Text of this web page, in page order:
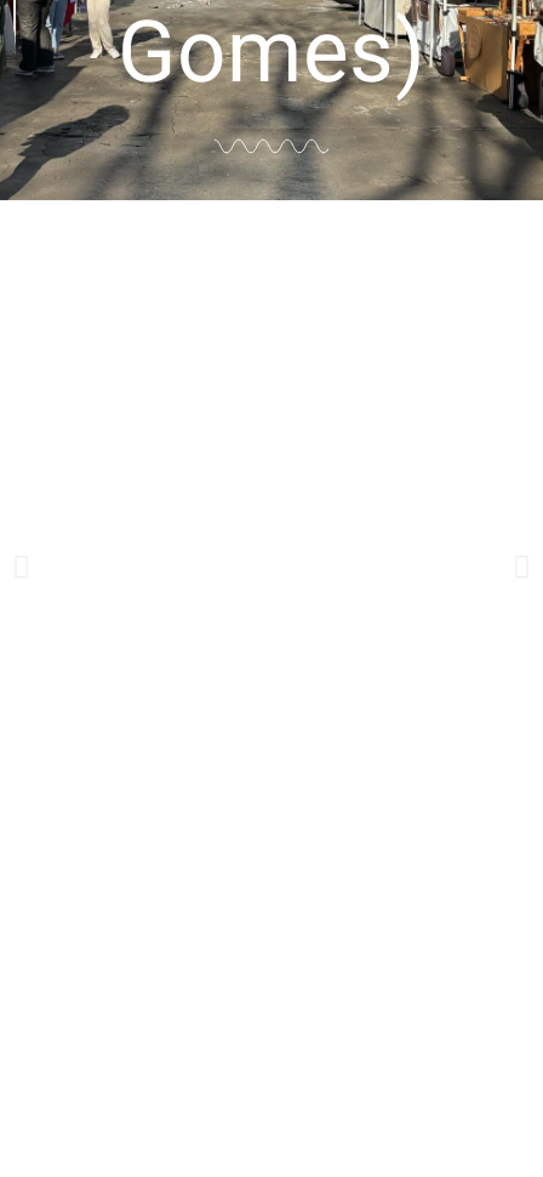
Gomes)